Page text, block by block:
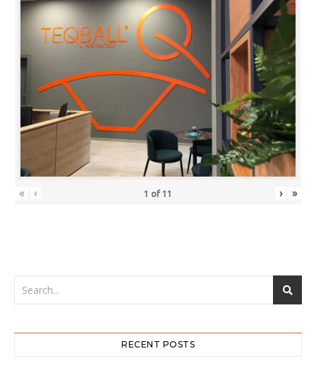
« ‹ 1 of 11 › »
RECENT POSTS